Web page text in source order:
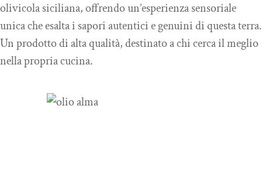
olivicola siciliana, offrendo un’esperienza sensoriale
unica che esalta i sapori autentici e genuini di questa terra.
Un prodotto di alta qualità, destinato a chi cerca il meglio
nella propria cucina.